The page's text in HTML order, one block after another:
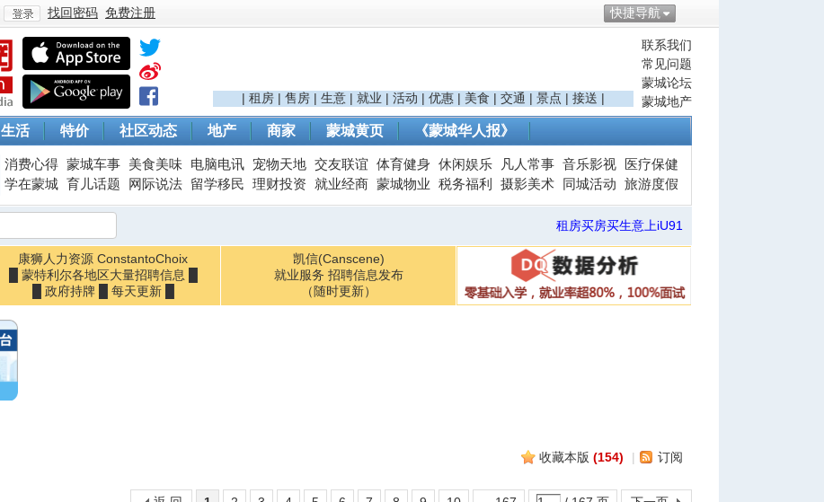
快捷导航
登
录
找回密码 免费注册
联系我们
常见问题
蒙城论坛
蒙城地产
| 租房 | 售房 | 生意 | 就业 | 活动 | 优惠 | 美食 | 交通 | 景点 | 接送 |
生活 特价 社区动态 地产 商家 蒙城黄页 《蒙城华人报》
消费心得 蒙城车事 美食美味 电脑电讯 宠物天地 交友联谊 体育健身 休闲娱乐 凡人常事 音乐影视
医疗保健
学在蒙城 育儿话题 网际说法 留学移民 理财投资 就业经商 蒙城物业 税务福利 摄影美术 同城活动 旅游度假
租房买房买生意上iU91
康狮人力资源 ConstantoChoix
█ 蒙特利尔各地区大量招聘信息 █
█ 政府持牌 █ 每天更新 █
凯信(Canscene)
就业服务 招聘信息发布
（随时更新）
收藏本版 (154) | 订阅